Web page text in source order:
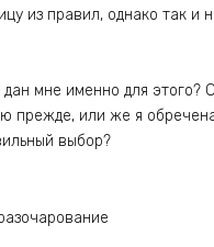
из правил, однако так и
мне именно для этого?
прежде, или же я
выбор?